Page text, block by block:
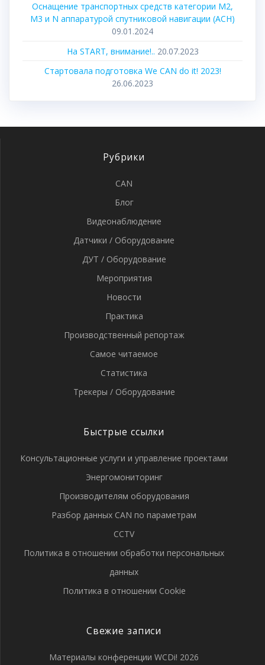
Оснащение транспортных средств категории М2,
М3 и N аппаратурой спутниковой навигации (АСН)
09.01.2024
На START, внимание!.. 20.07.2023
Стартовала подготовка We CAN do it! 2023!
26.06.2023
Рубрики
CAN
Блог
Видеонаблюдение
Датчики / Оборудование
ДУТ / Оборудование
Мероприятия
Новости
Практика
Производственный репортаж
Самое читаемое
Статистика
Трекеры / Оборудование
Быстрые ссылки
Консультационные услуги и управление проектами
Энергомониторинг
Производителям оборудования
Разбор данных CAN по параметрам
CCTV
Политика в отношении обработки персональных
данных
Политика в отношении Cookie
Свежие записи
Материалы конференции WCDi! 2026